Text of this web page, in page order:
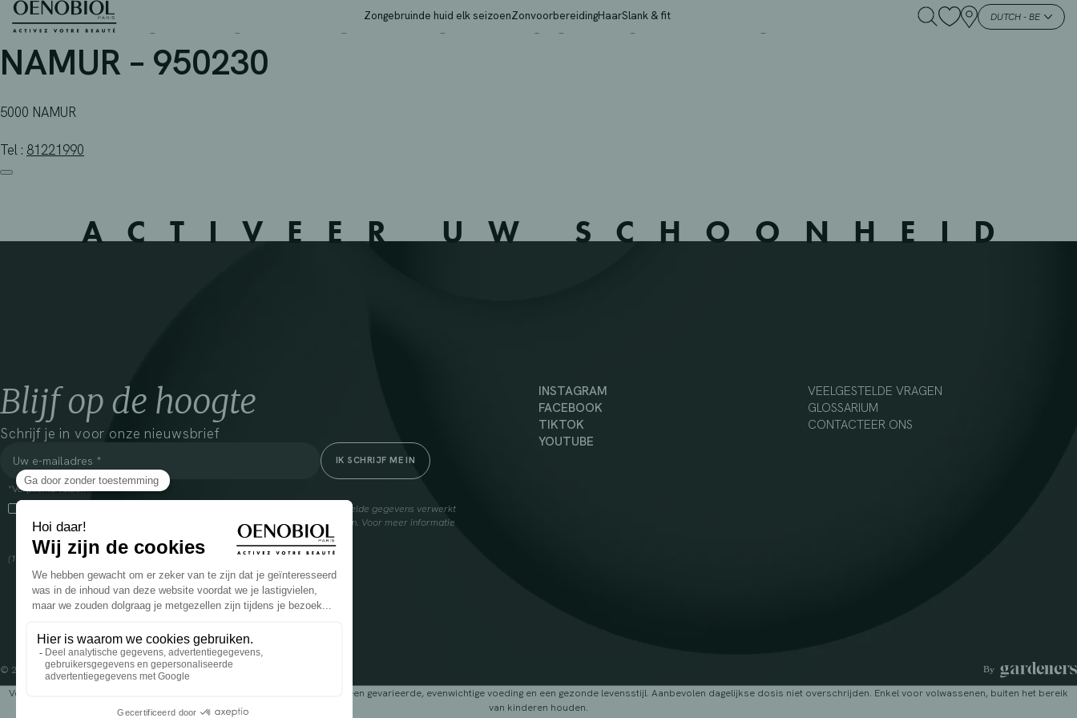
Skip
Zongebruinde huid elk seizoenZonvoorbereidingHaarSlank & fit DUTCH - BE
PHARMACIE DU MARCHE AUX LEGUMES – NAMUR – 950230 – –
NAMUR – 950230
5000 NAMUR
Tel : 81221990
ACTIVEER UW SCHOONHEID
Blijf op de hoogte
Schrijf je in voor onze nieuwsbrief
*Verplichte velden
Door dit vakje aan te vinken, ga ik ermee akkoord dat Cooper(1) de verzamelde gegevens verwerkt
om mij commerciële informatie te sturen over zijn producten en aanbiedingen. Voor meer informatie
over het beheer van uw gegevens en uw rechten, klikhier
(1) Coopération pharmaceutique Française, RCS Melun 399 227 636
INSTAGRAM
FACEBOOK
TIKTOK
YOUTUBE
VEELGESTELDE VRAGEN
GLOSSARIUM
CONTACTEER ONS
© 2024 OENOBIOL PARIS
Voedingssupplement dat moet worden geconsumeerd als onderdeel van een gevarieerde, evenwichtige voeding en een gezonde levensstijl. Aanbevolen dagelijkse dosis niet overschrijden. Enkel voor volwassenen, buiten het bereik
van kinderen houden.